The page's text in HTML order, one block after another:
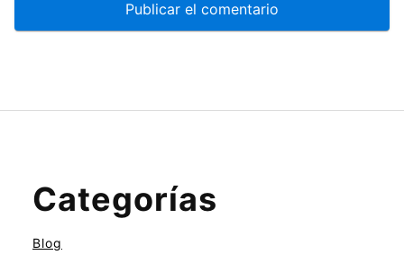
Categorías
Blog